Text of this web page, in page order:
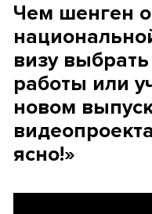
Чем шенген
визу
работы или
новом
ясно!»